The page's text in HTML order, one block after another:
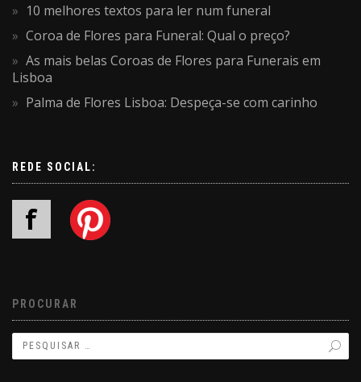
10 melhores textos para ler num funeral
Coroa de Flores para Funeral: Qual o preço?
As mais belas Coroas de Flores para Funerais em
Lisboa
Palma de Flores Lisboa: Despeça-se com carinho
REDE SOCIAL:
PROCURAR